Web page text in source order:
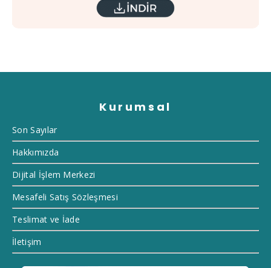
Kurumsal
Son Sayılar
Hakkımızda
Dijital İşlem Merkezi
Mesafeli Satış Sözleşmesi
Teslimat ve İade
İletişim